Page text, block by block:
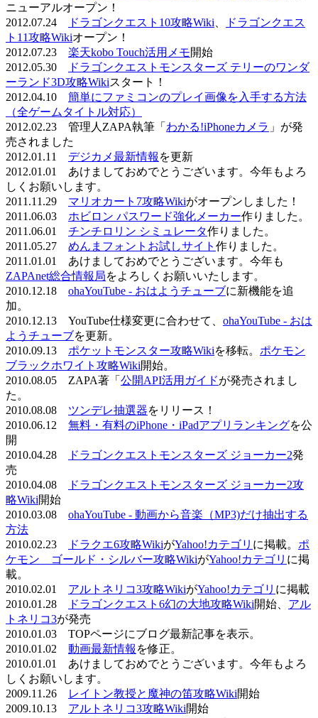
ニューアルオープン！
2012.07.24
ドラゴンクエスト10攻略Wiki
ドラゴンクエス
ト11攻略Wikiオープン！
2012.07.23 楽天kobo Touch活用メモ開始
2012.05.30
ドラゴンクエストモンスターズ テリーのワンダ
ーランド3D攻略Wikiスタート！
2012.04.10 簡単にファミコンのプレイ画像を入手する方法
（全ゲームタイトル対応）
2012.02.23 管理人ZAPA執筆「 わかる!iPhoneカメラ 」が発
売されました
2012.01.11 デジカメ最新情報 を更新
2012.01.01 あけましておめでとうございます。今年もよろ
しくお願いします。
2011.11.29 マリオカート7攻略Wikiがオープンしました！
2011.06.03 ホビロン パスワード強化メーカー作りました。
2011.06.01 チンチロリン シミュレータ作りました。
2011.05.27 めんまフォントお試しサイト 作りました。
2011.01.01 あけましておめでとうございます。今年も
ZAPAnet総合情報局をよろしくお願いいたします。
2010.12.18 ohaYouTube - おはようチューブに新機能を追
加。
2010.12.13 YouTube仕様変更に合わせて、 ohaYouTube - おは
ようチューブを更新。
2010.09.13 ポケットモンスター攻略Wikiを移転。 ポケモン
ブラックホワイト攻略Wiki開始。
2010.08.05 ZAPA著「 公開API活用ガイドが発売されまし
た。
2010.08.08 ツンデレ抽選器をリリース！
2010.06.12 無料・有料のiPhone・iPadアプリランキングを公
開
2010.04.28
ドラゴンクエストモンスターズ ジョーカー2発
売
2010.04.08
ドラゴンクエストモンスターズ ジョーカー2攻
略Wiki開始
2010.03.08 ohaYouTube - 動画から音楽（MP3)だけ抽出する
方法
2010.02.23
ドラクエ6攻略WikiがYahoo!カテゴリ に掲載。 ポ
ケモン ゴールド・シルバー攻略WikiがYahoo!カテゴリ に掲
載。
2010.02.01 アルトネリコ3攻略WikiがYahoo!カテゴリ に掲載
2010.01.28
ドラゴンクエスト6幻の大地攻略Wiki開始、 アル
トネリコ3が発売
2010.01.03 TOPページにブログ最新記事を表示。
2010.01.02 動画最新情報 を修正。
2010.01.01 あけましておめでとうございます。今年もよろ
しくお願いします。
2009.11.26
レイトン教授と魔神の笛攻略Wiki開始
2009.10.13 アルトネリコ3攻略Wiki開始